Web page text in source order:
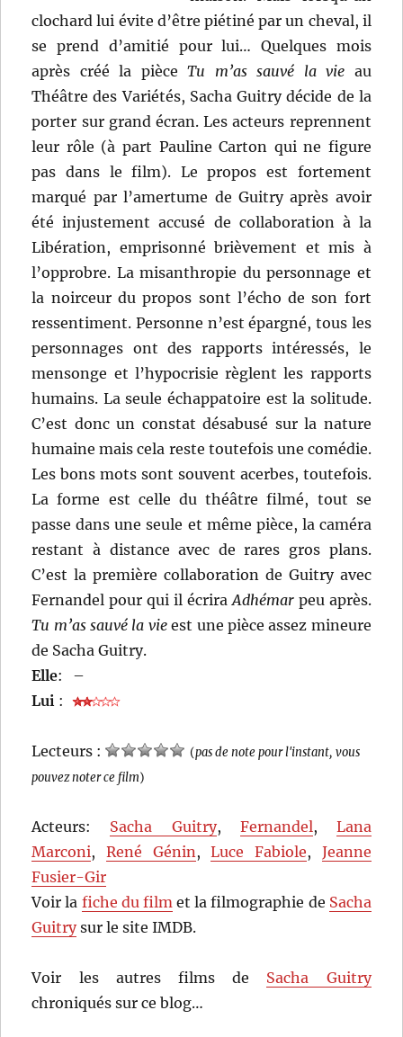
clochard lui évite d’être piétiné par un cheval, il
se prend d’amitié pour lui… Quelques mois
après créé la pièceTu m’as sauvé la vie au
Théâtre des Variétés, Sacha Guitry décide de la
porter sur grand écran. Les acteurs reprennent
leur rôle (à part Pauline Carton qui ne figure
pas dans le film). Le propos est fortement
marqué par l’amertume de Guitry après avoir
été injustement accusé de collaboration à la
Libération, emprisonné brièvement et mis à
l’opprobre. La misanthropie du personnage et
la noirceur du propos sont l’écho de son fort
ressentiment. Personne n’est épargné, tous les
personnages ont des rapports intéressés, le
mensonge et l’hypocrisie règlent les rapports
humains. La seule échappatoire est la solitude.
C’est donc un constat désabusé sur la nature
humaine mais cela reste toutefois une comédie.
Les bons mots sont souvent acerbes, toutefois.
La forme est celle du théâtre filmé, tout se
passe dans une seule et même pièce, la caméra
restant à distance avec de rares gros plans.
C’est la première collaboration de Guitry avec
Fernandel pour qui il écrira Adhémarpeu après.
Tu m’as sauvé la vieest une pièce assez mineure
de Sacha Guitry.
Elle:
–
Lui :
Lecteurs : (pas de note pour l'instant, vous
pouvez noter ce film)
Acteurs: Sacha Guitry, Fernandel, Lana
Marconi, René Génin ,Luce Fabiole, Jeanne
Fusier-Gir
Voir la fiche du film et la filmographie de Sacha
Guitrysur le site IMDB.
Voir les autres films de Sacha Guitry
chroniqués sur ce blog…